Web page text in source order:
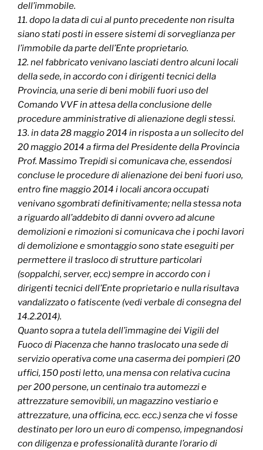
dell’immobile.
11. dopo la data di cui al punto precedente non risulta
siano stati posti in essere sistemi di sorveglianza per
l’immobile da parte dell’Ente proprietario.
12. nel fabbricato venivano lasciati dentro alcuni locali
della sede, in accordo con i dirigenti tecnici della
Provincia, una serie di beni mobili fuori uso del
Comando VVF in attesa della conclusione delle
procedure amministrative di alienazione degli stessi.
13. in data 28 maggio 2014 in risposta a un sollecito del
20 maggio 2014 a firma del Presidente della Provincia
Prof. Massimo Trepidi si comunicava che, essendosi
concluse le procedure di alienazione dei beni fuori uso,
entro fine maggio 2014 i locali ancora occupati
venivano sgombrati definitivamente; nella stessa nota
a riguardo all’addebito di danni ovvero ad alcune
demolizioni e rimozioni si comunicava che i pochi lavori
di demolizione e smontaggio sono state eseguiti per
permettere il trasloco di strutture particolari
(soppalchi, server, ecc) sempre in accordo con i
dirigenti tecnici dell’Ente proprietario e nulla risultava
vandalizzato o fatiscente (vedi verbale di consegna del
14.2.2014).
Quanto sopra a tutela dell’immagine dei Vigili del
Fuoco di Piacenza che hanno traslocato una sede di
servizio operativa come una caserma dei pompieri (20
uffici, 150 posti letto, una mensa con relativa cucina
per 200 persone, un centinaio tra automezzi e
attrezzature semovibili, un magazzino vestiario e
attrezzature, una officina, ecc. ecc.) senza che vi fosse
destinato per loro un euro di compenso, impegnandosi
con diligenza e professionalità durante l’orario di